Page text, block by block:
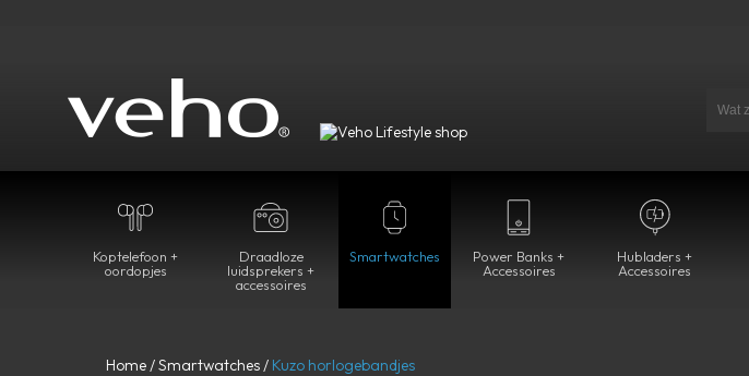
Koptelefoon +
oordopjes
Draadloze
luidsprekers +
accessoires
Smartwatches
Power Banks +
Accessoires
Hubladers +
Accessoires
Home/Smartwatches/ Kuzo horlogebandjes